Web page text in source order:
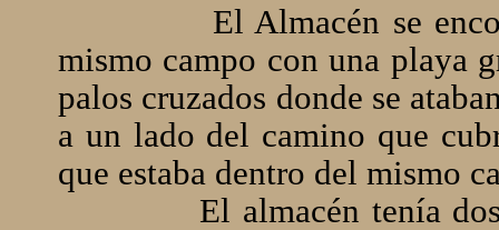
El Almacén se
mismo campo con una playa
palos cruzados donde se
a un lado del camino que
que estaba dentro del mismo
El almacén tenía